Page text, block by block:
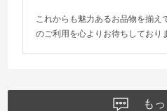
これからも魅力あるお品物を揃え
のご利用を心よりお待ちしており
も